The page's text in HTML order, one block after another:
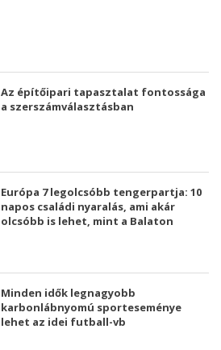
Az építőipari tapasztalat fontossága
a szerszámválasztásban
Európa 7 legolcsóbb tengerpartja: 10
napos családi nyaralás, ami akár
olcsóbb is lehet, mint a Balaton
Minden idők legnagyobb
karbonlábnyomú sporteseménye
lehet az idei futball-vb